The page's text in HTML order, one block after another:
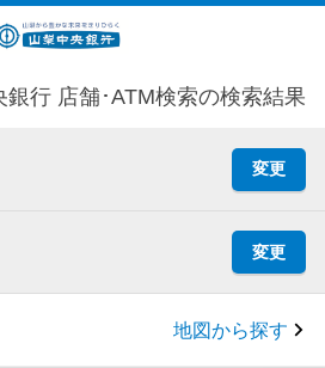
行 店舗･ATM検索の検索結果
変更
変更
地図から探す